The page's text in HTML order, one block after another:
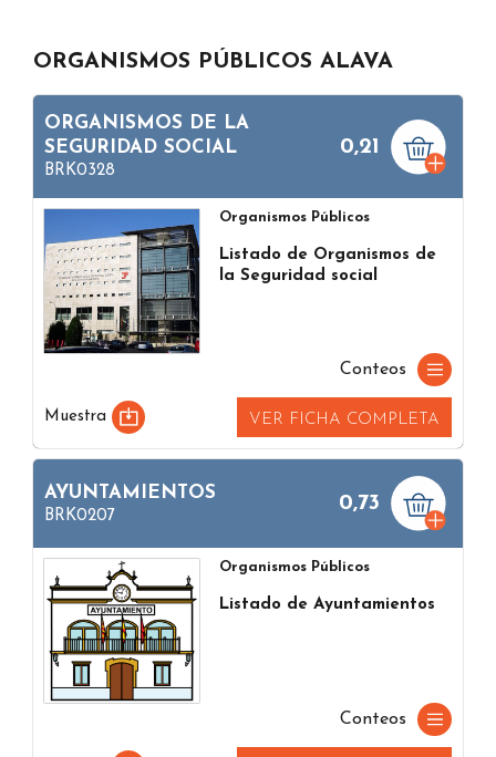
ORGANISMOS PÚBLICOS ALAVA
ORGANISMOS DE LA
SEGURIDAD SOCIAL
BRK0328
0,21
Organismos Públicos
Listado de Organismos de
la Seguridad social
Conteos
Muestra VER FICHA COMPLETA
AYUNTAMIENTOS
BRK0207
0,73
Organismos Públicos
Listado de Ayuntamientos
Conteos